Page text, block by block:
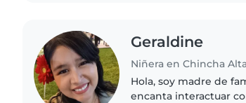
Geraldine
Niñera en Chincha Alta
Hola, soy madre de
encanta interactuar